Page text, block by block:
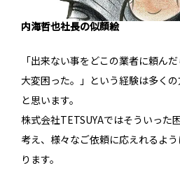
内海哲也社長の似顔絵
「出来ない事をどこの業者に頼ん
大変困った。」という経験は多く
と思います。
株式会社TETSUYAではそういった
考え、​様々なご依頼に応えれるよ
ります。